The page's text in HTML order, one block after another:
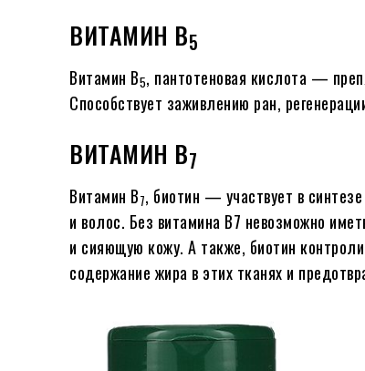
ВИТАМИН В5
Витамин В5, пантотеновая кислота —
Способствует заживлению ран,
ВИТАМИН В7
Витамин В7, биотин — участвует в
и волос. Без витамина B7 невозможно
и сияющую кожу. А также, биотин
содержание жира в этих тканях и